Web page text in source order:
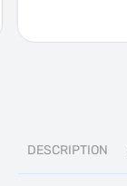
DESCRIPTION